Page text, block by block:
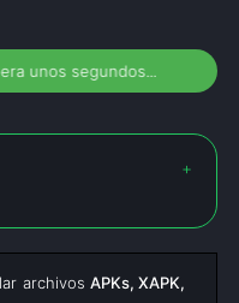
unos segundos...
archivos APKs, XAPK,